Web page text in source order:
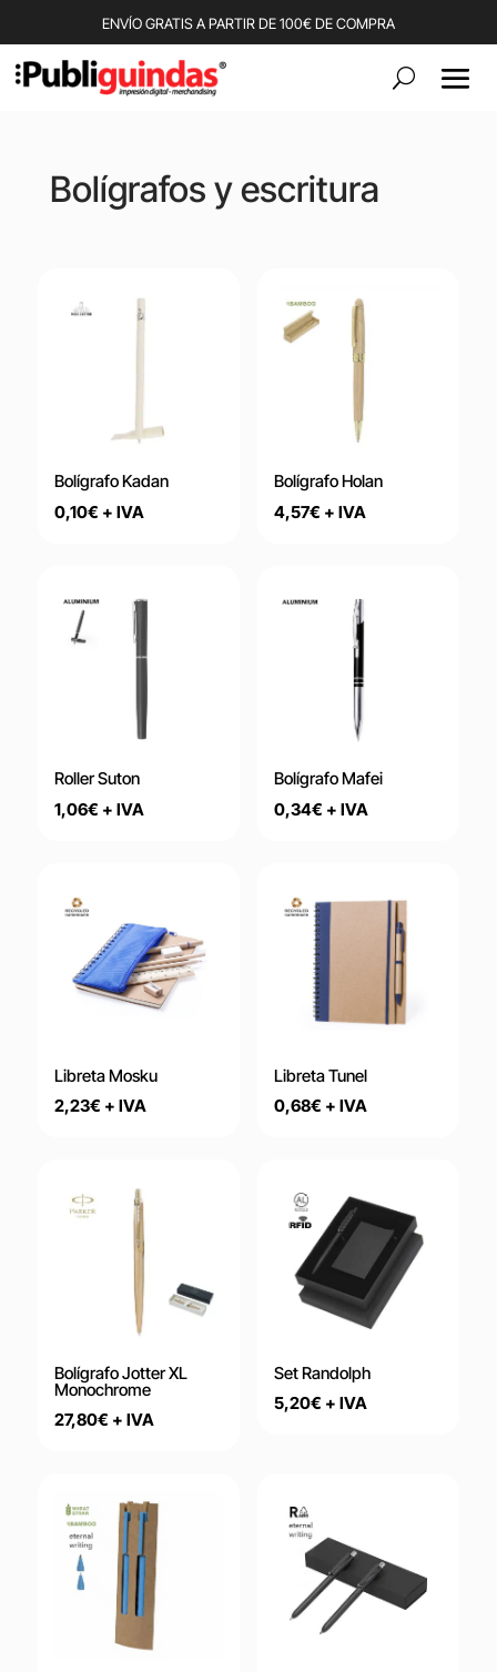
ENVÍO GRATIS A PARTIR DE 100€ DE COMPRA
Bolígrafos y escritura
Bolígrafo Kadan
0,10€ + IVA
Bolígrafo Holan
4,57€ + IVA
Roller Suton
1,06€ + IVA
Bolígrafo Mafei
0,34€ + IVA
Libreta Mosku
2,23€ + IVA
Libreta Tunel
0,68€ + IVA
Bolígrafo Jotter XL
Monochrome
27,80€ + IVA
Set Randolph
5,20€ + IVA